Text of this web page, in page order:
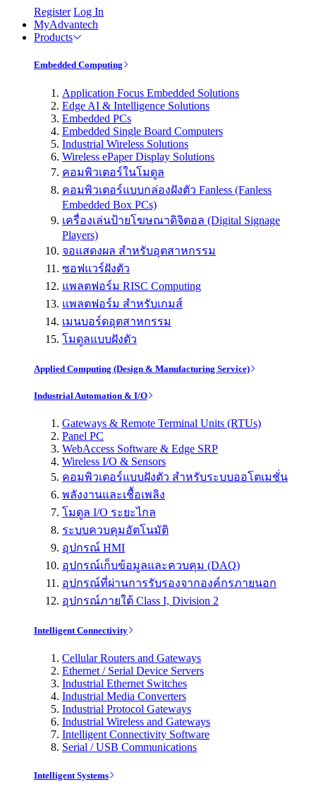
Register Log In
MyAdvantech
Products
Embedded Computing
Application Focus Embedded Solutions
Edge AI & Intelligence Solutions
Embedded PCs
Embedded Single Board Computers
Industrial Wireless Solutions
Wireless ePaper Display Solutions
คอมพิวเตอร์ในโมดูล
คอมพิวเตอร์แบบกล่องฝังตัว Fanless (Fanless
Embedded Box PCs)
เครื่องเล่นป้ายโฆษณาดิจิตอล (Digital Signage
Players)
จอแสดงผล สำหรับอุตสาหกรรม
ซอฟแวร์ฝังตัว
แพลตฟอร์ม RISC Computing
แพลตฟอร์ม สำหรับเกมส์
เมนบอร์ดอุตสาหกรรม
โมดูลแบบฝังตัว
Applied Computing (Design & Manufacturing Service)
Industrial Automation & I/O
Gateways & Remote Terminal Units (RTUs)
Panel PC
WebAccess Software & Edge SRP
Wireless I/O & Sensors
คอมพิวเตอร์แบบฝังตัว สำหรับระบบออโตเมชั่น
พลังงานและเชื้อเพลิง
โมดูล I/O ระยะไกล
ระบบควบคุมอัตโนมัติ
อุปกรณ์ HMI
อุปกรณ์เก็บข้อมูลและควบคุม (DAQ)
อุปกรณ์ที่ผ่านการรับรองจากองค์กรภายนอก
อุปกรณ์ภายใต้ Class I, Division 2
Intelligent Connectivity
Cellular Routers and Gateways
Ethernet / Serial Device Servers
Industrial Ethernet Switches
Industrial Media Converters
Industrial Protocol Gateways
Industrial Wireless and Gateways
Intelligent Connectivity Software
Serial / USB Communications
Intelligent Systems